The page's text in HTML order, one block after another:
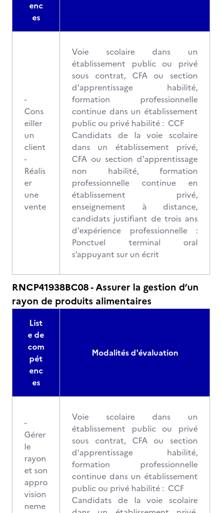
enc
es
-
Cons
eiller
un
client
-
Réalis
er
une
vente
Voie scolaire dans un
établissement public ou privé
sous contrat, CFA ou section
d'apprentissage habilité,
formation professionnelle
continue dans un établissement
public ou privé habilité : CCF
Candidats de la voie scolaire
dans un établissement privé,
CFA ou section d'apprentissage
non habilité, formation
professionnelle continue en
établissement privé,
enseignement à distance,
candidats justifiant de trois ans
d'expérience professionnelle :
Ponctuel terminal oral
s’appuyant sur un écrit
RNCP41938BC08 - Assurer la gestion d’un
rayon de produits alimentaires
List
e de
com
pét
enc
es
Modalités d'évaluation
-
Gérer
le
rayon
et son
appro
vision
neme
Voie scolaire dans un
établissement public ou privé
sous contrat, CFA ou section
d'apprentissage habilité,
formation professionnelle
continue dans un établissement
public ou privé habilité : CCF
Candidats de la voie scolaire